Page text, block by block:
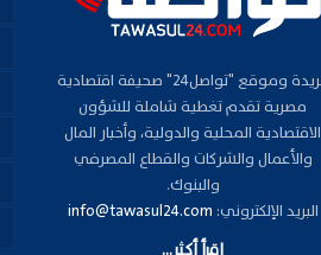
جريدة وموقع "تواصل24" صحيفة اقتصادية
مصرية تقدم تغطية شاملة للشؤون
الاقتصادية المحلية والدولية، وأخبار المال
والأعمال والشركات والقطاع المصرفي
والبنوك.
البريد الإلكتروني: info@tawasul24.com